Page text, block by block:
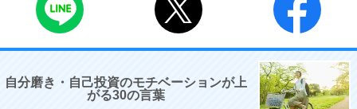
自分磨き・自己投資のモチベーションが上
がる30の言葉